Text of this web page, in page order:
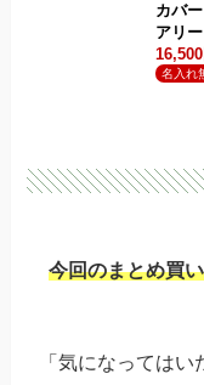
カバ
アリ
ーのみ
今回のまとめ買
「気になっては